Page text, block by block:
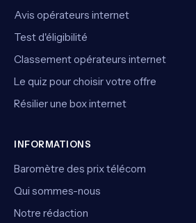
Avis opérateurs internet
Test d'éligibilité
Classement opérateurs internet
Le quiz pour choisir votre offre
Résilier une box internet
INFORMATIONS
Baromètre des prix télécom
Qui sommes-nous
Notre rédaction